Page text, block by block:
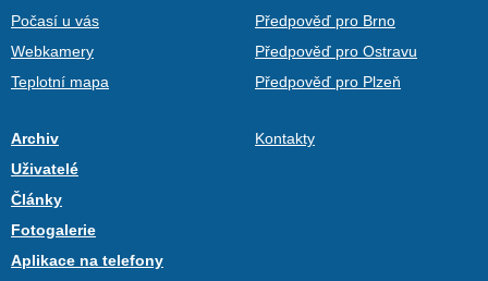
Počasí u vás
Webkamery
Teplotní mapa
Předpověď pro Brno
Předpověď pro Ostravu
Předpověď pro Plzeň
Archiv
Uživatelé
Články
Fotogalerie
Aplikace na telefony
Kontakty